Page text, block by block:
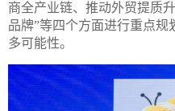
商全产业链、推动外贸提质
品牌”等四个方面进行重点规
多可能性。